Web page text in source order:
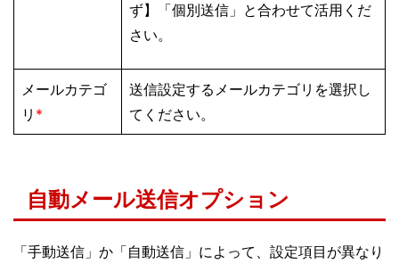
ず】「個別送信」と合わせて活用くだ
さい。
メールカテゴ
リ *
送信設定するメールカテゴリを選択し
てください。
自動メール送信オプション
「手動送信」か「自動送信」によって、設定項目が異なり